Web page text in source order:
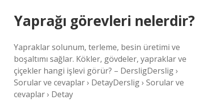
Yaprağı görevleri nelerdir?
Yapraklar solunum, terleme, besin üretimi ve
boşaltımı sağlar. Kökler, gövdeler, yapraklar ve
çiçekler hangi işlevi görür? – DersligDerslig ›
Sorular ve cevaplar › DetayDerslig › Sorular ve
cevaplar › Detay